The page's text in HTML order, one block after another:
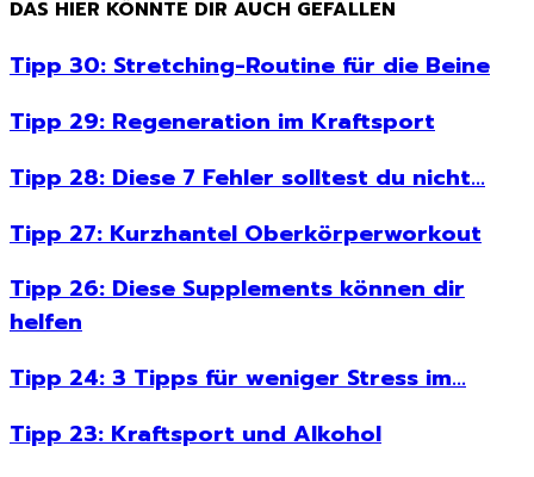
DAS HIER KÖNNTE DIR AUCH GEFALLEN
Tipp 30: Stretching-Routine für die Beine
Tipp 29: Regeneration im Kraftsport
Tipp 28: Diese 7 Fehler solltest du nicht...
Tipp 27: Kurzhantel Oberkörperworkout
Tipp 26: Diese Supplements können dir
helfen
Tipp 24: 3 Tipps für weniger Stress im...
Tipp 23: Kraftsport und Alkohol